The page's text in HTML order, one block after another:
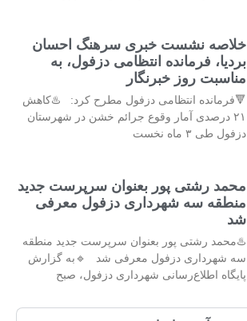
خلاصه نشست خبری سرهنگ احسان
بردیا، فرمانده انتظامی دزفول، به
مناسبت روز خبرنگار
🔻فرمانده انتظامی دزفول مطرح کرد: ♨️کاهش
۲۱ درصدی آمار وقوع جرائم خشن در شهرستان
دزفول طی ۳ ماه نخست
محمد رشتی پور بعنوان سرپرست جدید
منطقه سه شهرداری دزفول معرفی
شد
♨️محمد رشتی پور بعنوان سرپرست جدید منطقه
سه شهرداری دزفول معرفی شد 🔹به گزارش
پایگاه اطلاع‌رسانی شهرداری دزفول، صبح